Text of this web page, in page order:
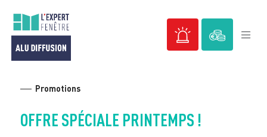
Promotions
OFFRE SPÉCIALE PRINTEMPS !